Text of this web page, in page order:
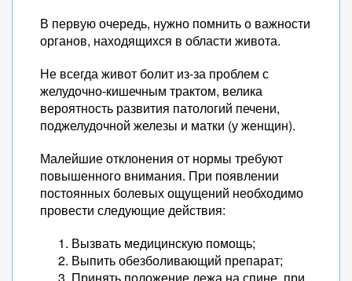
В первую очередь, нужно помнить о важности
органов, находящихся в области живота.
Не всегда живот болит из-за проблем с
желудочно-кишечным трактом, велика
вероятность развития патологий печени,
поджелудочной железы и матки (у женщин).
Малейшие отклонения от нормы требуют
повышенного внимания. При появлении
постоянных болевых ощущений необходимо
провести следующие действия:
Вызвать медицинскую помощь;
Выпить обезболивающий препарат;